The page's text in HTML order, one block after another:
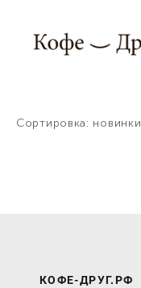
Сортировка: новинки
КОФЕ-ДРУГ.РФ